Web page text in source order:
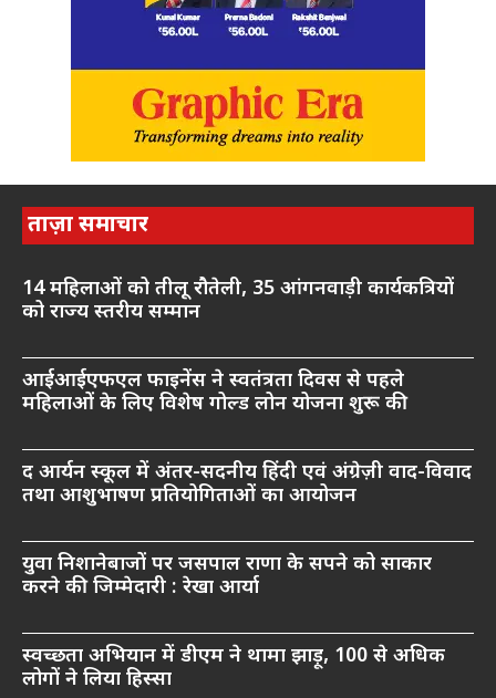
ताज़ा समाचार
14 महिलाओं को तीलू रौतेली, 35 आंगनवाड़ी कार्यकत्रियों
को राज्य स्तरीय सम्मान
आईआईएफएल फाइनेंस ने स्वतंत्रता दिवस से पहले
महिलाओं के लिए विशेष गोल्ड लोन योजना शुरू की
द आर्यन स्कूल में अंतर-सदनीय हिंदी एवं अंग्रेज़ी वाद-विवाद
तथा आशुभाषण प्रतियोगिताओं का आयोजन
युवा निशानेबाजों पर जसपाल राणा के सपने को साकार
करने की जिम्मेदारी : रेखा आर्या
स्वच्छता अभियान में डीएम ने थामा झाड़ू, 100 से अधिक
लोगों ने लिया हिस्सा